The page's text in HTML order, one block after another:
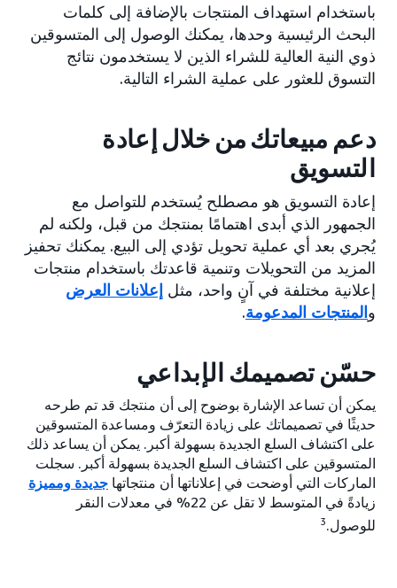
باستخدام استهداف المنتجات بالإضافة إلى كلمات
البحث الرئيسية وحدها، يمكنك الوصول إلى المتسوقين
ذوي النية العالية للشراء الذين لا يستخدمون نتائج
التسوق للعثور على عملية الشراء التالية.
دعم مبيعاتك من خلال إعادة
التسويق
إعادة التسويق هو مصطلح يُستخدم للتواصل مع
الجمهور الذي أبدى اهتمامًا بمنتجك من قبل، ولكنه لم
يُجري بعد أي عملية تحويل تؤدي إلى البيع. يمكنك تحفيز
المزيد من التحويلات وتنمية قاعدتك باستخدام منتجات
إعلانية مختلفة في آنٍ واحد، مثل إعلانات العرض
والمنتجات المدعومة.
حسّن تصميمك الإبداعي
يمكن أن تساعد الإشارة بوضوح إلى أن منتجك قد تم طرحه
حديثًا في تصميماتك على زيادة التعرّف ومساعدة المتسوقين
على اكتشاف السلع الجديدة بسهولة أكبر. يمكن أن يساعد ذلك
المتسوقين على اكتشاف السلع الجديدة بسهولة أكبر. سجلت
الماركات التي أوضحت في إعلاناتها أن منتجاتها جديدة ومميزة
زيادةً في المتوسط لا تقل عن 22% في معدلات النقر
للوصول.3